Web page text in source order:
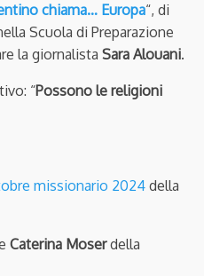
chiama… Europa“, di
Scuola di Preparazione
la giornalista Sara Alouani.
“Possono le religioni
missionario 2024 della
Caterina Moserdella